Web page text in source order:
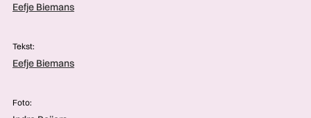
Eefje Biemans
Tekst:
Eefje Biemans
Foto: